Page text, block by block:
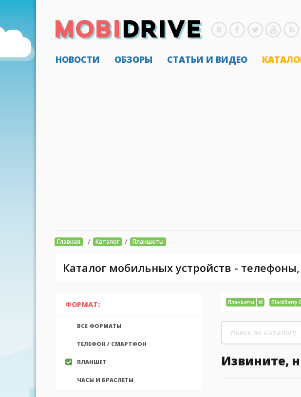
НОВОСТИ ОБЗОРЫ СТАТЬИ И ВИДЕО
Главная / Каталог / Планшеты
Каталог мобильных устройств -
ФОРМАТ:
ВСЕ ФОРМАТЫ
ТЕЛЕФОН / СМАРТФОН
ПЛАНШЕТ
ЧАСЫ И БРАСЛЕТЫ
Планшеты BlackBerry
Извините,